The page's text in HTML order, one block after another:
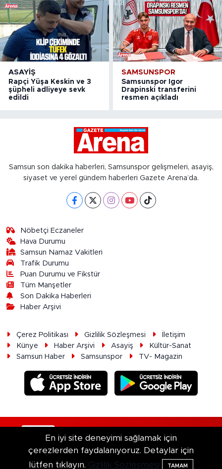
ASAYIŞ
Rapçi Yüşa Keskin ve 3
şüpheli adliyeye sevk
edildi
SAMSUNSPOR
Samsunspor Igor
Drapinski transferini
resmen açıkladı
Samsun son dakika haberleri, Samsunspor gelişmeleri, asayiş,
siyaset ve yerel gündem haberleri Gazete Arena’da.
Nöbetçi Eczaneler
Hava Durumu
Samsun Namaz Vakitleri
Trafik Durumu
Puan Durumu ve Fikstür
Tüm Manşetler
Son Dakika Haberleri
Haber Arşivi
Çerez Politikası Gizlilik Sözleşmesi
İletişim
Künye
Haber Arşivi Asayiş
Kültür-Sanat
Samsun Haber
Samsunspor TV- Magazin
Haber Yazılımı:TE Bilişim
En iyi site deneyimi sağlamak için
çerezlerden faydalanıyoruz. Detaylar için
lütfen tıklayın. Gizlilik Sözleşmesi TAMAM